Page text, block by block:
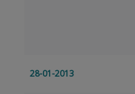
28-01-2013